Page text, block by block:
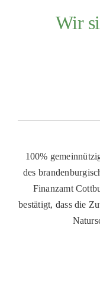
Wir
100%
des
Finanzamt
bestätigt, dass die